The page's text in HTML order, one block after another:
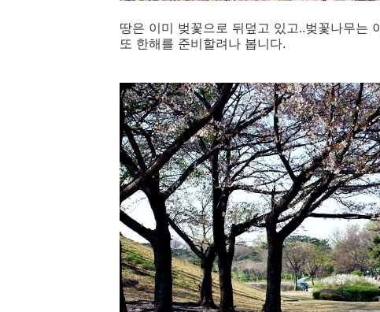
땅은 이미 벚꽃으로 뒤덮고 있고..벚꽃나무는
또 한해를 준비할려나 봅니다.